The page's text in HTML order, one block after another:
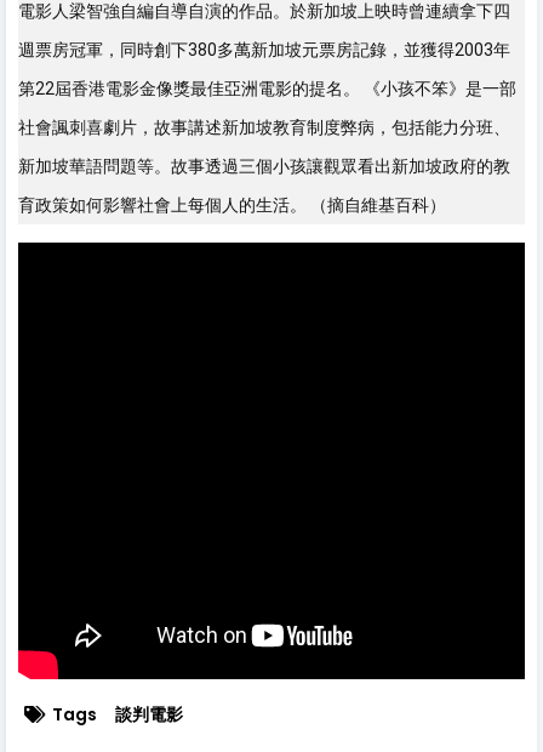
電影人梁智強自編自導自演的作品。於新加坡上映時曾連續拿下四
週票房冠軍，同時創下380多萬新加坡元票房記錄，並獲得2003年
第22屆香港電影金像獎最佳亞洲電影的提名。 《小孩不笨》是一部
社會諷刺喜劇片，故事講述新加坡教育制度弊病，包括能力分班、
新加坡華語問題等。故事透過三個小孩讓觀眾看出新加坡政府的教
育政策如何影響社會上每個人的生活。 （摘自維基百科）
Tags 談判電影